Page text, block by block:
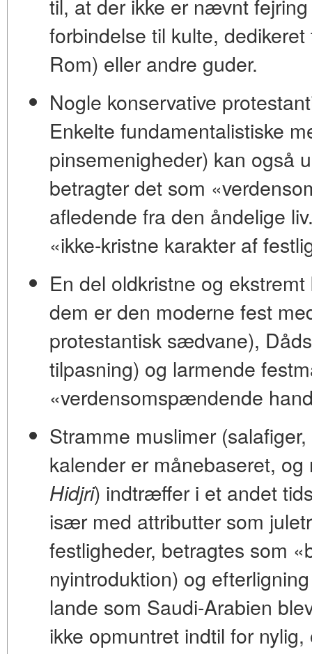
til, at der ikke er nævnt
forbindelse til kulte,
Rom) eller andre guder.
Nogle konservative
Enkelte fundamentalistiske
pinsemenigheder) kan også
betragter det som
afledende fra den åndelige
«ikke-kristne karakter af
En del oldkristne og
dem er den moderne fest
protestantisk sædvane),
tilpasning) og larmende
«verdensomspændende
Stramme muslimer
kalender er månebaseret, og
Hidjri) indtræffer i et andet
især med attributter som
festligheder, betragtes som
nyintroduktion) og
lande som Saudi-Arabien
ikke opmuntret indtil for